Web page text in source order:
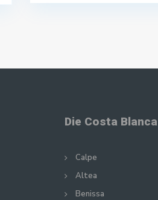
Die Costa Blanca
Calpe
Altea
Benissa